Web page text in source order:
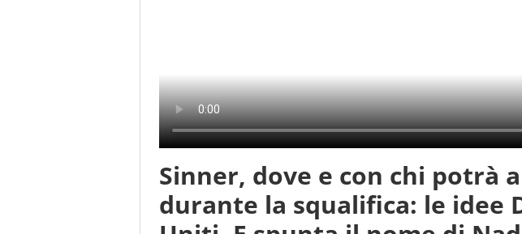
Sinner, dove e con chi potrà
durante la squalifica: le idee